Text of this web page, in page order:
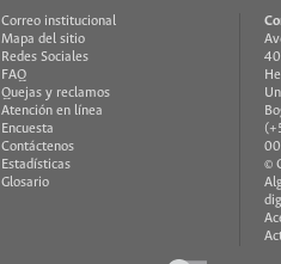
Correo institucional
Mapa del sitio
Redes Sociales
FAQ
Quejas y reclamos
Atención en línea
Encuesta
Contáctenos
Estadísticas
Glosario
©